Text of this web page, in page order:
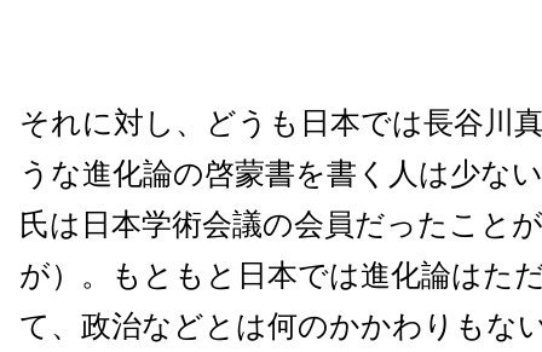
それに対し、どうも日本では長谷川
うな進化論の啓蒙書を書く人は少な
氏は日本学術会議の会員だったこと
が）。もともと日本では進化論はた
て、政治などとは何のかかわりもな